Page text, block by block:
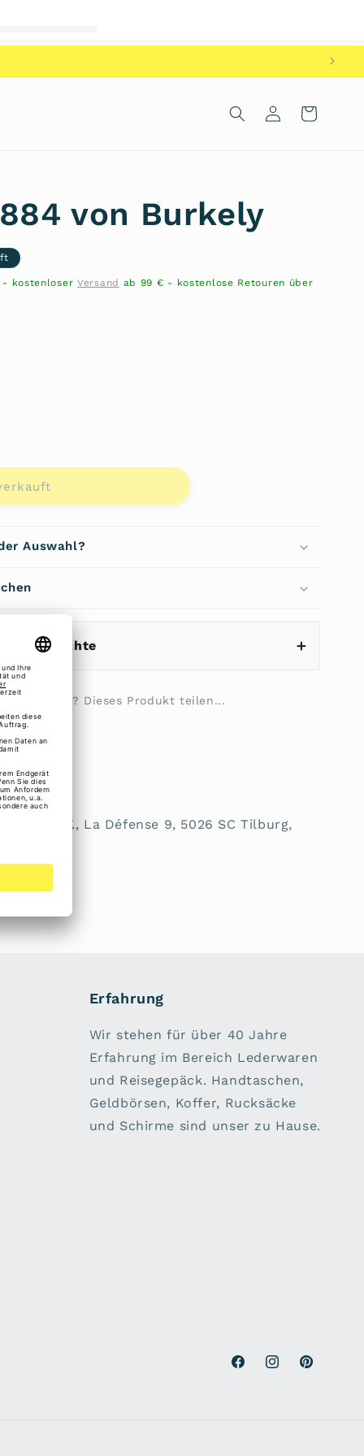
EinloggenWarenkorb
von Burkely
- kostenloser Versand ab 99 € - kostenlose Retouren über
Auswahl?
fragen? Dieses Produkt teilen...
B.V., La Défense 9, 5026 SC Tilburg,
Erfahrung
Wir stehen für über 40 Jahre
Erfahrung im Bereich Lederwaren
und Reisegepäck. Handtaschen,
Geldbörsen, Koffer, Rucksäcke
und Schirme sind unser zu Hause.
FacebookInstagramPinterest